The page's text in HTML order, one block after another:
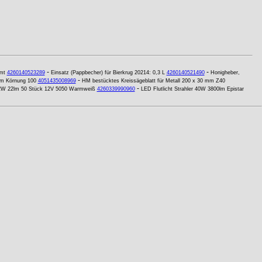
4260140523289- Einsatz (Pappbecher) für Bierkrug 20214: 0,3 L 4260140521490- Honigheber,
Körnung 100 4051435008969- HM bestücktes Kreissägeblatt für Metall 200 x 30 mm Z40
22lm 50 Stück 12V 5050 Warmweiß 4260339990960- LED Flutlicht Strahler 40W 3800lm Epistar